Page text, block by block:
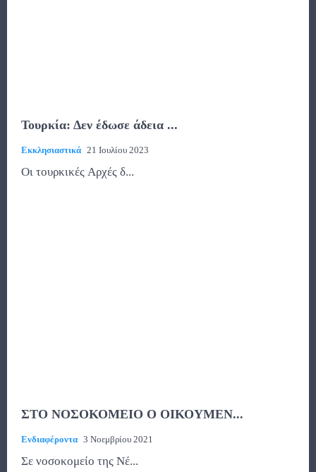
Τουρκία: Δεν έδωσε άδεια ...
Εκκλησιαστικά 21 Ιουλίου 2023
Οι τουρκικές Αρχές δ...
ΣΤΟ ΝΟΣΟΚΟΜΕΙΟ Ο ΟΙΚΟΥΜΕΝ...
Ενδιαφέροντα 3 Νοεμβρίου 2021
Σε νοσοκομείο της Νέ...